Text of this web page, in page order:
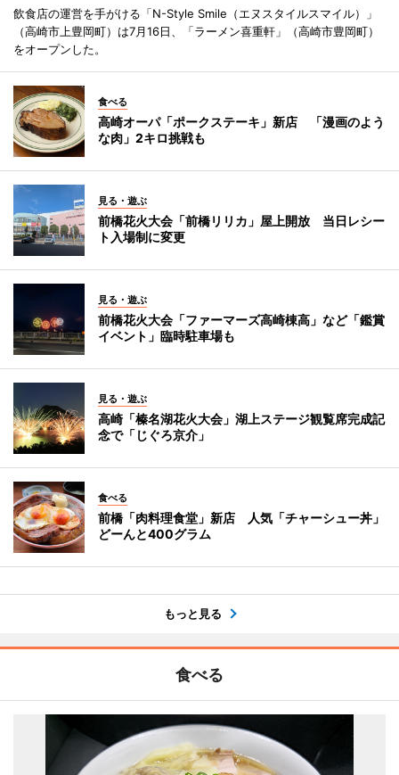
飲食店の運営を手がける「N-Style Smile（エヌスタイルスマイル）」
（高崎市上豊岡町）は7月16日、「ラーメン喜重軒」（高崎市豊岡町）
をオープンした。
食べる
高崎オーパ「ポークステーキ」新店 「漫画のよう
な肉」2キロ挑戦も
見る・遊ぶ
前橋花火大会「前橋リリカ」屋上開放 当日レシー
ト入場制に変更
見る・遊ぶ
前橋花火大会「ファーマーズ高崎棟高」など「鑑賞
イベント」臨時駐車場も
見る・遊ぶ
高崎「榛名湖花火大会」湖上ステージ観覧席完成記
念で「じぐろ京介」
食べる
前橋「肉料理食堂」新店 人気「チャーシュー丼」
どーんと400グラム
もっと見る
食べる